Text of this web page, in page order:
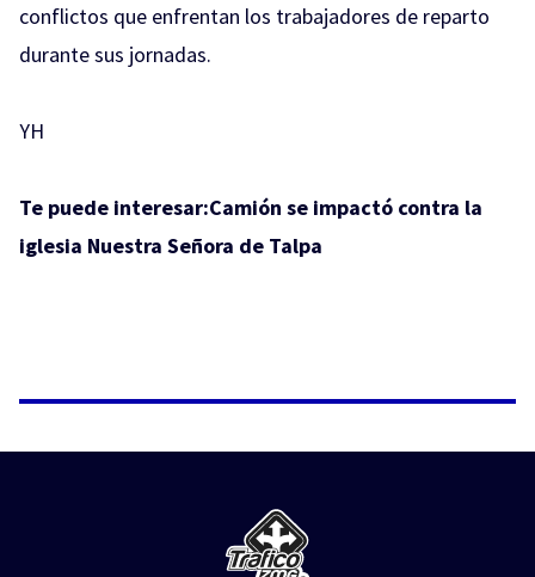
conflictos que enfrentan los trabajadores de reparto
durante sus jornadas.
YH
Te puede interesar:Camión se impactó contra la
iglesia Nuestra Señora de Talpa